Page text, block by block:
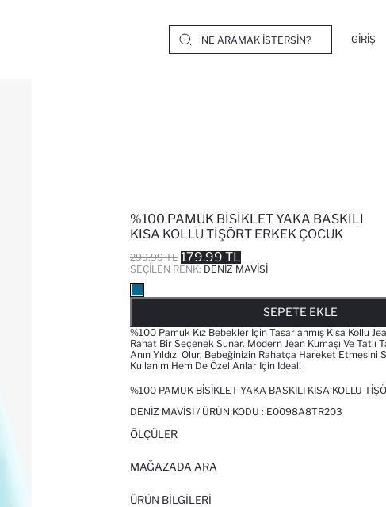
GIRIŞ
%100 PAMUK BISIKLET YAKA BASKILI
KISA KOLLU TIŞÖRT ERKEK ÇOCUK
299.99 TL 179.99 TL
SEÇILEN RENK: DENIZ MAVISI
SEPETE EKLE
%100 Pamuk Kız Bebekler Için Tasarlanmış Kısa Kollu
Rahat Bir Seçenek Sunar. Modern Jean Kumaşı Ve Tatlı
Anın Yıldızı Olur, Bebeğinizin Rahatça Hareket Etmesini
Kullanım Hem De Özel Anlar Için Ideal!
%100 PAMUK BISIKLET YAKA BASKILI KISA KOLLU
DENIZ MAVISI / ÜRÜN KODU : E0098A8TR203
ÖLÇÜLER
MAĞAZADA ARA
ÜRÜN BILGILERI